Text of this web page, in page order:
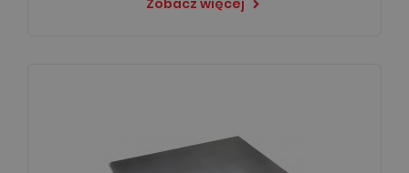
Zobacz więcej keyboard_arrow_right